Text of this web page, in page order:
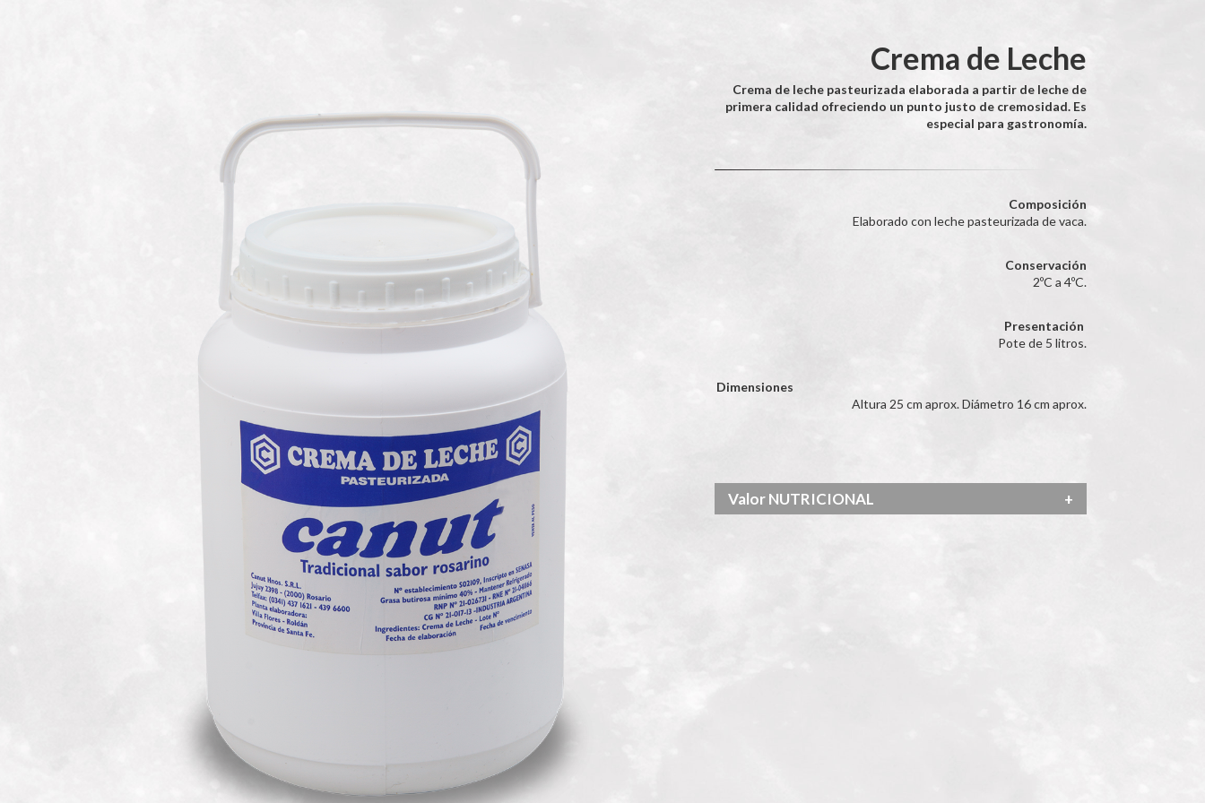
Crema de Leche
Crema de leche pasteurizada elaborada a partir de leche de
primera calidad ofreciendo un punto justo de cremosidad. Es
especial para gastronomía.
Composición
Elaborado con leche pasteurizada de vaca.
Conservación
2ºC a 4ºC.
Presentación
Pote de 5 litros.
Dimensiones
Altura 25 cm aprox. Diámetro 16 cm aprox.
Valor NUTRICIONAL +